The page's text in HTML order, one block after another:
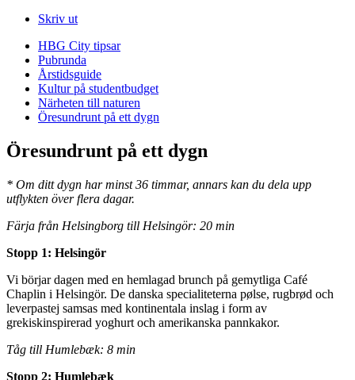
Skriv ut
HBG City tipsar
Pubrunda
Årstidsguide
Kultur på studentbudget
Närheten till naturen
Öresundrunt på ett dygn
Öresundrunt på ett dygn
* Om ditt dygn har minst 36 timmar, annars kan du dela upp
utflykten över flera dagar.
Färja från Helsingborg till Helsingör: 20 min
Stopp 1: Helsingör
Vi börjar dagen med en hemlagad brunch på gemytliga Café
Chaplin i Helsingör. De danska specialiteterna pølse, rugbrød och
leverpastej samsas med kontinentala inslag i form av
grekiskinspirerad yoghurt och amerikanska pannkakor.
Tåg till Humlebæk: 8 min
Stopp 2: Humlebæk